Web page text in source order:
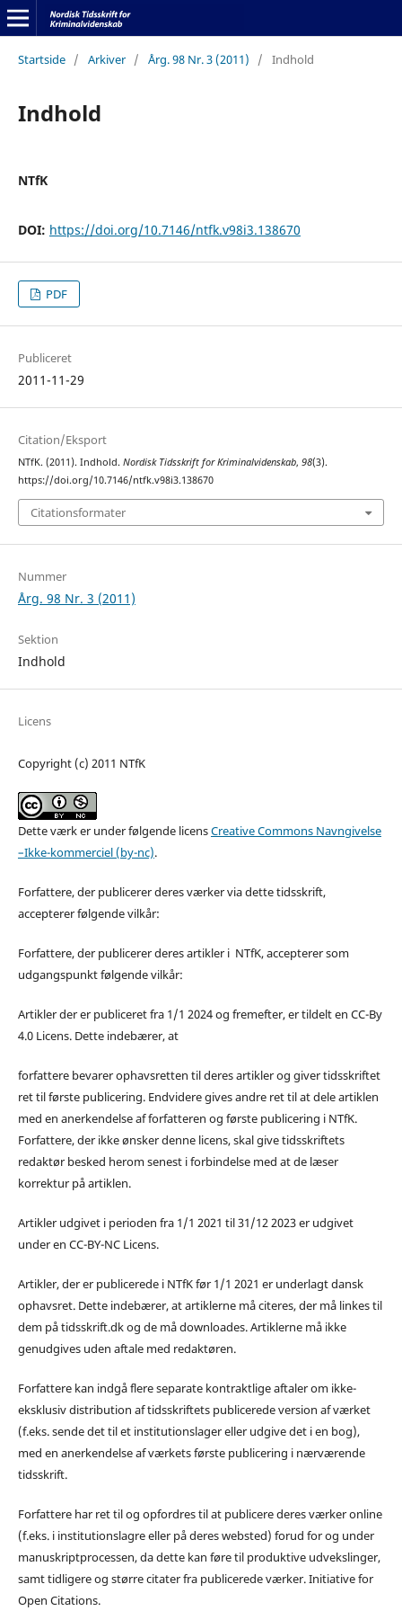
Startside / Arkiver / Årg. 98 Nr. 3 (2011) / Indhold
Indhold
NTfK
DOI: https://doi.org/10.7146/ntfk.v98i3.138670
PDF
Publiceret
2011-11-29
Citation/Eksport
NTfK. (2011). Indhold. Nordisk Tidsskrift for Kriminalvidenskab, 98(3).
https://doi.org/10.7146/ntfk.v98i3.138670
Citationsformater
Nummer
Årg. 98 Nr. 3 (2011)
Sektion
Indhold
Licens
Copyright (c) 2011 NTfK
Dette værk er under følgende licensCreative Commons Navngivelse
–Ikke-kommerciel (by-nc).
Forfattere, der publicerer deres værker via dette tidsskrift,
accepterer følgende vilkår:
Forfattere, der publicerer deres artikler i NTfK, accepterer som
udgangspunkt følgende vilkår:
Artikler der er publiceret fra 1/1 2024 og fremefter, er tildelt en CC-By
4.0 Licens. Dette indebærer, at
forfattere bevarer ophavsretten til deres artikler og giver tidsskriftet
ret til første publicering. Endvidere gives andre ret til at dele artiklen
med en anerkendelse af forfatteren og første publicering i NTfK.
Forfattere, der ikke ønsker denne licens, skal give tidsskriftets
redaktør besked herom senest i forbindelse med at de læser
korrektur på artiklen.
Artikler udgivet i perioden fra 1/1 2021 til 31/12 2023 er udgivet
under en CC-BY-NC Licens.
Artikler, der er publicerede i NTfK før 1/1 2021 er underlagt dansk
ophavsret. Dette indebærer, at artiklerne må citeres, der må linkes til
dem på tidsskrift.dk og de må downloades. Artiklerne må ikke
genudgives uden aftale med redaktøren.
Forfattere kan indgå flere separate kontraktlige aftaler om ikke-
eksklusiv distribution af tidsskriftets publicerede version af værket
(f.eks. sende det til et institutionslager eller udgive det i en bog),
med en anerkendelse af værkets første publicering i nærværende
tidsskrift.
Forfattere har ret til og opfordres til at publicere deres værker online
(f.eks. i institutionslagre eller på deres websted) forud for og under
manuskriptprocessen, da dette kan føre til produktive udvekslinger,
samt tidligere og større citater fra publicerede værker. Initiative for
Open Citations.